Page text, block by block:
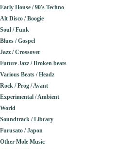
Early House / 90's Techno
Alt Disco / Boogie
Soul / Funk
Blues / Gospel
Jazz / Crossover
Future Jazz / Broken beats
Various Beats / Headz
Rock / Prog / Avant
Experimental / Ambient
World
Soundtrack / Library
Furusato / Japon
Other Mole Music